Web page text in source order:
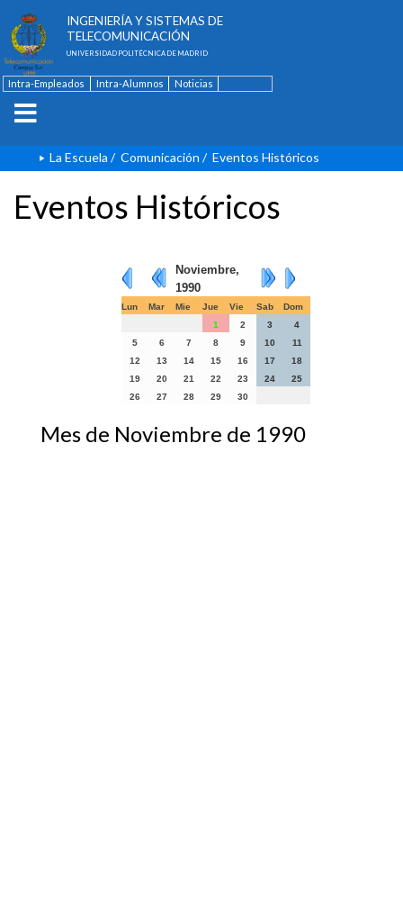
INGENIERÍA Y SISTEMAS DE
TELECOMUNICACIÓN
UNIVERSIDAD POLITÉCNICA DE MADRID
Intra-Empleados Intra-Alumnos
Noticias
La Escuela / Comunicación / Eventos Históricos
Eventos Históricos
Noviembre,
1990
Lun Mar Mie Jue Vie Sab
Dom
1
2 3
4
5
6 7 8 9 10
11
12
13 14 15 16 17
18
19
20 21 22 23 24
25
26
27 28 29 30
Mes de Noviembre de 1990